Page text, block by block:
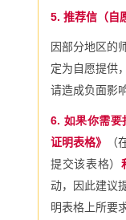
5. 推荐信（自
因部分地区的
定为自愿提供
请造成负面影响
6. 如果你需要
证明表格》
提交该表格）
动，因此建议
明表格上所要